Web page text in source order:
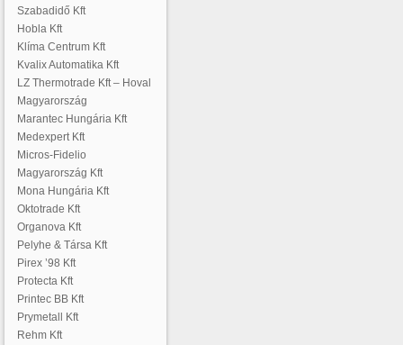
Szabadidő Kft
Hobla Kft
Klíma Centrum Kft
Kvalix Automatika Kft
LZ Thermotrade Kft – Hoval
Magyarország
Marantec Hungária Kft
Medexpert Kft
Micros-Fidelio
Magyarország Kft
Mona Hungária Kft
Oktotrade Kft
Organova Kft
Pelyhe & Társa Kft
Pirex ’98 Kft
Protecta Kft
Printec BB Kft
Prymetall Kft
Rehm Kft